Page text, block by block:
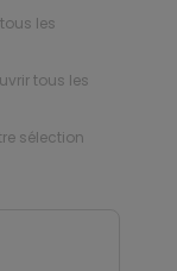
les
tous les
sélection